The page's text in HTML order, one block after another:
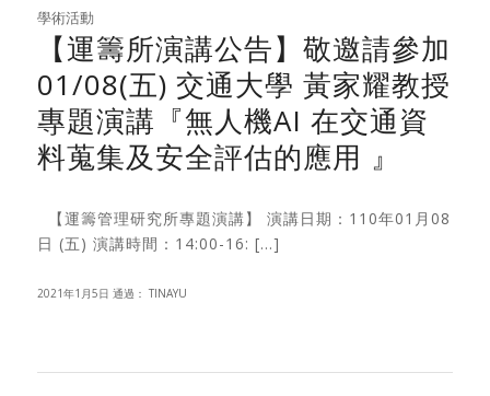
學術活動
【運籌所演講公告】敬邀請參加
01/08(五) 交通大學 黃家耀教授
專題演講『無人機AI 在交通資
料蒐集及安全評估的應用 』
【運籌管理研究所專題演講】 演講日期：110年01月08
日 (五) 演講時間：14:00-16: […]
2021年1月5日 通過： TINAYU